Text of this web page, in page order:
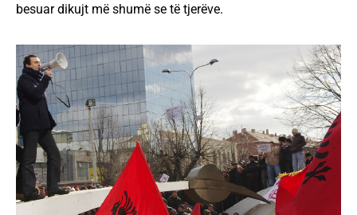
besuar dikujt më shumë se të tjerëve.